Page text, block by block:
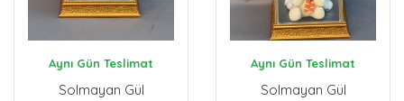
Aynı Gün Teslimat
Solmayan Gül
Aynı Gün Teslimat
Solmayan Gül